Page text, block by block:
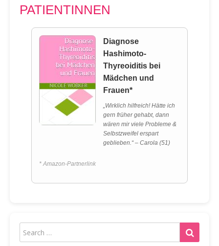
PATIENTINNEN
Diagnose
Hashimoto-
Thyreoiditis bei
Mädchen und
Frauen*
„Wirklich hilfreich! Hätte ich
gern früher gehabt, dann
wären mir viele Probleme &
Selbstzweifel erspart
geblieben.“ – Carola (51)
* Amazon-Partnerlink